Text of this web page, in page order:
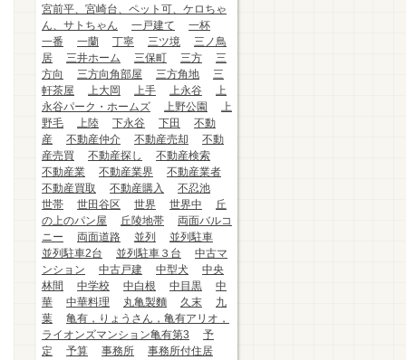
宮前平、宮崎台、ペット可、ケロちゃ
ん、サトちゃん
一戸建て
一杯
一番
一蘭 丁寧 三ツ境
三ノ鳥
居
三井ホーム 三保町 三方
三
方向
三方向角部屋 三方角地
三
軒茶屋
上大岡 上手 上永谷
上
永谷パーク・ホームズ
上野公園
上
野毛
上陸 下永谷 下田
不動
産
不動産仲介 不動産売却
不動
産売買
不動産探し
不動産検索
不動産業
不動産業界
不動産業者
不動産買取
不動産購入
不忍池
世帯
世田谷区 世界 世界中
丘
の上のパン屋
丘陵地帯
両面バルコ
ニー
両面道路 並列
並列駐車
並列駐車2台
並列駐車３台
中古マ
ンション
中古戸建 中型犬
中央
林間
中学校 中白根 中目黒
中
華
中華料理 丸亀製麵 久末
九
葉
亀有，りょうさん，亀有アリオ，
ライオンズマンション亀有第3
予
定
予算 事務所
事務所付住居